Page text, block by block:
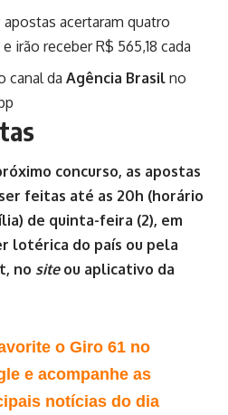
apostas acertaram quatro
irão receber R$ 565,18 cada
canal da Agência Brasil no
concurso, as apostas
feitas até as 20h (horário
de quinta-feira (2), em
lotérica do país ou pela
no siteou aplicativo da
o Giro 61 no
e acompanhe as
notícias do dia